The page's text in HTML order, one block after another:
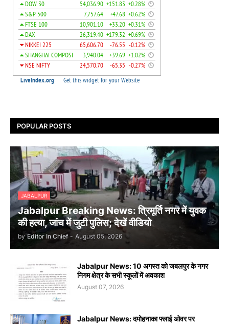
POPULAR POSTS
JABALPUR
Jabalpur Breaking News: त्रिमूर्ति नगर में युवक
की हत्या, जांच में जुटी पुलिस; देखें वीडियो
by Editor In Chief - August 05, 2026
Jabalpur News: 10 अगस्त को जबलपुर के नगर
निगम क्षेत्र के सभी स्कूलों में अवकाश
August 07, 2026
Jabalpur News: दमोहनाका फ्लाई ओवर पर